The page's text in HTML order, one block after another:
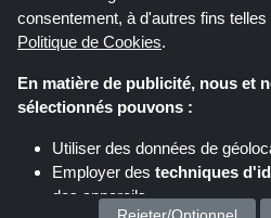
consentement, à d'autres fins
Politique de Cookies.
En matière de publicité, nous et
sélectionnés pouvons :
Utiliser des données de
Employer des techniques
des appareils